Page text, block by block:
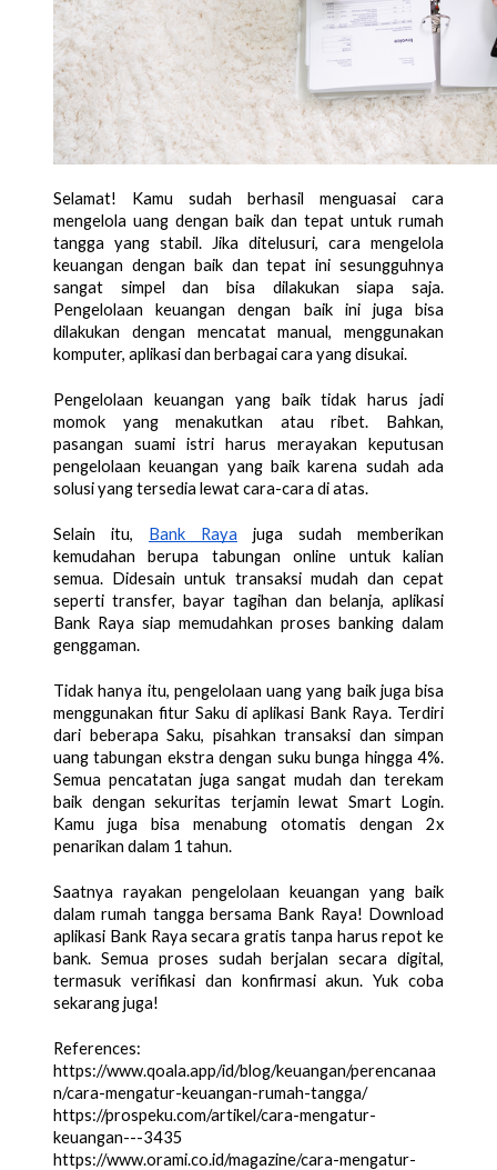
Selamat! Kamu sudah berhasil menguasai cara
mengelola uang dengan baik dan tepat untuk rumah
tangga yang stabil. Jika ditelusuri, cara mengelola
keuangan dengan baik dan tepat ini sesungguhnya
sangat simpel dan bisa dilakukan siapa saja.
Pengelolaan keuangan dengan baik ini juga bisa
dilakukan dengan mencatat manual, menggunakan
komputer, aplikasi dan berbagai cara yang disukai.
Pengelolaan keuangan yang baik tidak harus jadi
momok yang menakutkan atau ribet. Bahkan,
pasangan suami istri harus merayakan keputusan
pengelolaan keuangan yang baik karena sudah ada
solusi yang tersedia lewat cara-cara di atas.
Selain itu, Bank Raya juga sudah memberikan
kemudahan berupa tabungan online untuk kalian
semua. Didesain untuk transaksi mudah dan cepat
seperti transfer, bayar tagihan dan belanja, aplikasi
Bank Raya siap memudahkan proses banking dalam
genggaman.
Tidak hanya itu, pengelolaan uang yang baik juga bisa
menggunakan fitur Saku di aplikasi Bank Raya. Terdiri
dari beberapa Saku, pisahkan transaksi dan simpan
uang tabungan ekstra dengan suku bunga hingga 4%.
Semua pencatatan juga sangat mudah dan terekam
baik dengan sekuritas terjamin lewat Smart Login.
Kamu juga bisa menabung otomatis dengan 2x
penarikan dalam 1 tahun.
Saatnya rayakan pengelolaan keuangan yang baik
dalam rumah tangga bersama Bank Raya! Download
aplikasi Bank Raya secara gratis tanpa harus repot ke
bank. Semua proses sudah berjalan secara digital,
termasuk verifikasi dan konfirmasi akun. Yuk coba
sekarang juga!
References:
https://www.qoala.app/id/blog/keuangan/perencanaa
n/cara-mengatur-keuangan-rumah-tangga/
https://prospeku.com/artikel/cara-mengatur-
keuangan---3435
https://www.orami.co.id/magazine/cara-mengatur-